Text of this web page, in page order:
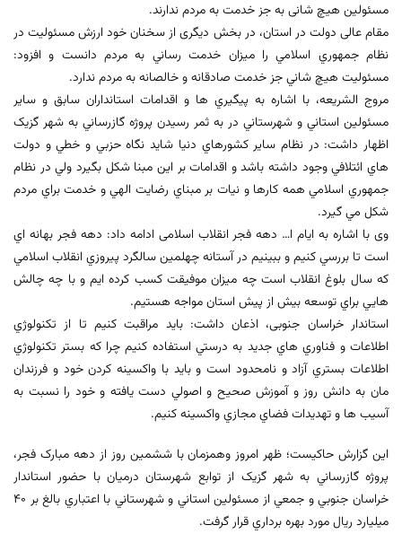
مسئولین هیچ شانی به جز خدمت به مردم ندارند.
مقام عالی دولت در استان، در بخش دیگری از سخنان خود ارزش مسئوليت در
نظام جمهوري اسلامي را ميزان خدمت رساني به مردم دانست و افزود:
مسئوليت هيچ شاني جز خدمت صادقانه و خالصانه به مردم ندارد.
مروج الشریعه، با اشاره به پیگیري ها و اقدامات استانداران سابق و ساير
مسئولين استاني و شهرستاني در به ثمر رسيدن پروژه گازرساني به شهر گزيک
اظهار داشت: در نظام ساير کشورهاي دنيا شايد نگاه حزبي و خطي و دولت
هاي ائتلافي وجود داشته باشد و اقدامات بر اين مبنا شکل بگيرد ولي در نظام
جمهوري اسلامي همه كارها و نيات بر مبناي رضايت الهي و خدمت براي مردم
شكل مي گيرد.
وی با اشاره به ایام ا… دهه فجر انقلاب اسلامی ادامه داد: دهه فجر بهانه اي
است تا بررسي کنيم و ببينيم در آستانه چهلمين سالگرد پيروزي انقلاب اسلامي
که سال بلوغ انقلاب است چه ميزان موفيقت کسب كرده ايم و با چه چالش
هايي براي توسعه بيش از پيش استان مواجه هستيم.
استاندار خراسان جنوبی، اذعان داشت: باید مراقبت کنیم تا از تکنولوژي
اطلاعات و فناوري هاي جديد به درستي استفاده کنيم چرا كه بستر تكنولوژي
اطلاعات بستري آزاد و نامحدود است و بايد با واكسينه كردن خود و فرزندان
مان به دانش روز و آموزش صحيح و اصولي دست يافته و خود را نسبت به
آسيب ها و تهديدات فضاي مجازي واكسينه كنيم.
این گزارش حاکیست؛ ظهر امروز وهمزمان با ششمین روز از دهه مبارک فجر،
پروژه گازرساني به شهر گزيک از توابع شهرستان درميان با حضور استاندار
خراسان جنوبي و جمعي از مسئولين استاني و شهرستاني با اعتباري بالغ بر ۴۰
ميليارد ريال مورد بهره برداري قرار گرفت.